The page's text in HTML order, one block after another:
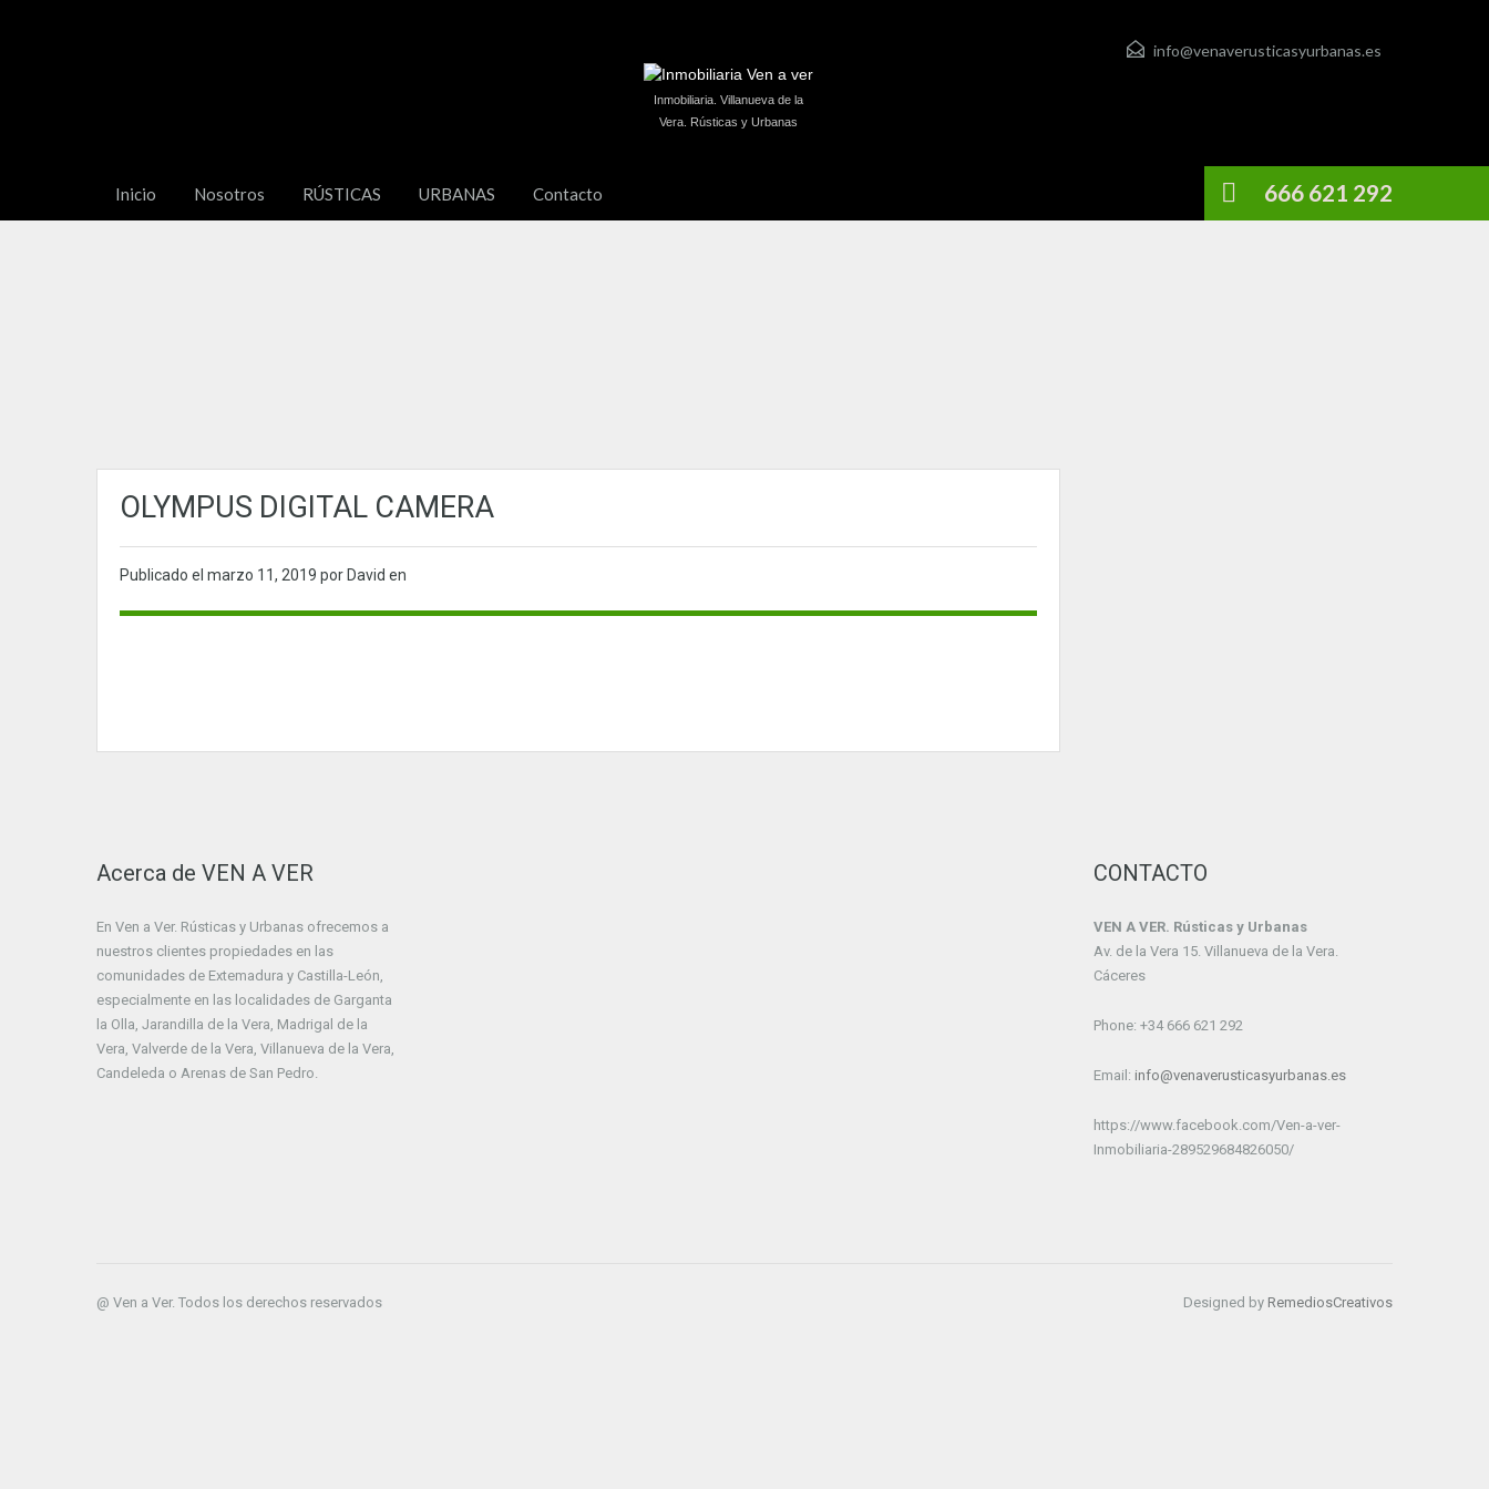
info@venaverusticasyurbanas.es
Inmobiliaria. Villanueva de la
Vera. Rústicas y Urbanas
Inicio Nosotros RÚSTICAS URBANAS Contacto 666 621 292
OLYMPUS DIGITAL CAMERA
Publicado el marzo 11, 2019 por David en
Acerca de VEN A VER
En Ven a Ver. Rústicas y Urbanas ofrecemos a
nuestros clientes propiedades en las
comunidades de Extemadura y Castilla-León,
especialmente en las localidades de Garganta
la Olla, Jarandilla de la Vera, Madrigal de la
Vera, Valverde de la Vera, Villanueva de la Vera,
Candeleda o Arenas de San Pedro.
CONTACTO
VEN A VER. Rústicas y Urbanas
Av. de la Vera 15. Villanueva de la Vera.
Cáceres
Phone: +34 666 621 292
Email: info@venaverusticasyurbanas.es
https://www.facebook.com/Ven-a-ver-
Inmobiliaria-289529684826050/
@ Ven a Ver. Todos los derechos reservados Designed by RemediosCreativos